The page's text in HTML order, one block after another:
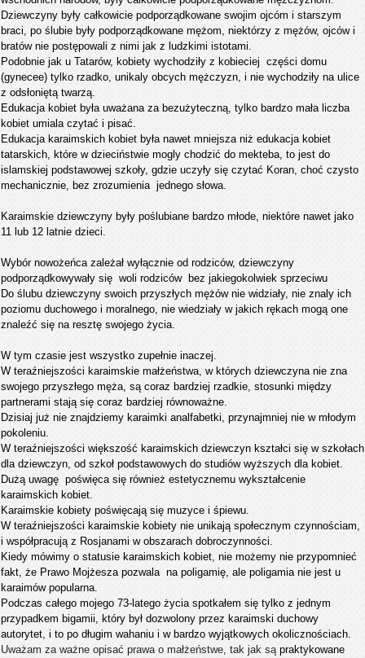
Dziewczyny były całkowicie podporządkowane swojim ojcóm i starszym
braci, po ślubie były podporządkowane mężom, niektórzy z mężów, ojców i
bratów nie postępowali z nimi jak z ludzkimi istotami.
Podobnie jak u Tatarów, kobiety wychodziły z kobieciej części domu
(gynecee) tylko rzadko, unikaly obcych mężczyzn, i nie wychodziły na ulice
z odsłoniętą twarzą.
Edukacja kobiet była uważana za bezużyteczną, tylko bardzo mała liczba
kobiet umiala czytać i pisać.
Edukacja karaimskich kobiet była nawet mniejsza niż edukacja kobiet
tatarskich, które w dzieciństwie mogly chodzić do mekteba, to jest do
islamskiej podstawowej szkoły, gdzie uczyły się czytać Koran, choć czysto
mechanicznie, bez zrozumienia jednego słowa.
Karaimskie dziewczyny były poślubiane bardzo młode, niektóre nawet jako
11 lub 12 latnie dzieci.
Wybór nowożeńca zależał wyłącznie od rodziców, dziewczyny
podporządkowywały się woli rodziców bez jakiegokolwiek sprzeciwu
Do ślubu dziewczyny swoich przyszłych mężów nie widziały, nie znaly ich
poziomu duchowego i moralnego, nie wiedziały w jakich rękach mogą one
znaleźć się na resztę swojego życia.
W tym czasie jest wszystko zupełnie inaczej.
W teraźniejszości karaimskie małżeństwa, w których dziewczyna nie zna
swojego przyszłego męża, są coraz bardziej rzadkie, stosunki między
partnerami stają się coraz bardziej równoważne.
Dzisiaj już nie znajdziemy karaimki analfabetki, przynajmniej nie w młodym
pokoleniu.
W teraźniejszości większość karaimskich dziewczyn kształci się w szkołach
dla dziewczyn, od szkoł podstawowych do studiów wyższych dla kobiet.
Dużą uwagę poświęca się również estetycznemu wykształcenie
karaimskich kobiet.
Karaimskie kobiety poświęcają się muzyce i śpiewu.
W teraźniejszości karaimskie kobiety nie unikają społecznym czynnościam,
i współpracują z Rosjanami w obszarach dobroczynności.
Kiedy mówimy o statusie karaimskich kobiet, nie możemy nie przypomnieć
fakt, że Prawo Mojżesza pozwala na poligamię, ale poligamia nie jest u
karaimów popularna.
Podczas całego mojego 73-latego życia spotkałem się tylko z jednym
przypadkem bigamii, który był dozwolony przez karaimski duchowy
autorytet, i to po długim wahaniu i w bardzo wyjątkowych okolicznościach.
Uważam za ważne opisać prawa o małżeństwe, tak jak są praktykowane